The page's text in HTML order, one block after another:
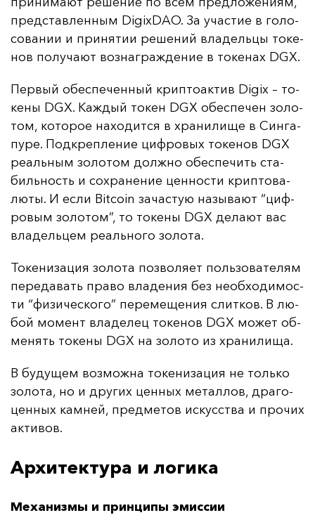
пред­став­лен­ным DigixDAO. За учас­тие в го­ло­
со­ва­нии и при­ня­тии ре­ше­ний вла­дель­цы то­ке­
нов по­лу­ча­ют воз­наг­раж­де­ние в то­ке­нах DGX.
Пер­вый обес­пе­чен­ный крип­то­ак­тив Digix – то­
ке­ны DGX. Каж­дый то­кен DGX обес­пе­чен зо­ло­
том, ко­то­рое на­хо­дит­ся в хра­ни­ли­ще в Син­га­
пу­ре. Под­креп­ле­ние циф­ро­вых то­ке­нов DGX
ре­аль­ным зо­ло­том дол­жно обес­пе­чить ста­
биль­ность и сох­ра­не­ние цен­нос­ти крип­то­ва­
лю­ты. И ес­ли Bitcoin за­час­тую на­зы­ва­ют “циф­
ро­вым зо­ло­том”, то то­ке­ны DGX де­ла­ют вас
вла­дель­цем ре­аль­но­го зо­ло­та.
То­ке­ни­за­ция зо­ло­та поз­во­ля­ет поль­зо­ва­те­лям
пе­ре­да­вать пра­во вла­де­ния без не­об­хо­ди­мос­
ти “фи­зи­чес­ко­го” пе­ре­ме­ще­ния слит­ков. В лю­
бой мо­мент вла­де­лец то­ке­нов DGX мо­жет об­
ме­нять то­ке­ны DGX на зо­ло­то из хра­ни­ли­ща.
В бу­ду­щем воз­мож­на то­ке­ни­за­ция не толь­ко
зо­ло­та, но и дру­гих цен­ных ме­тал­лов, дра­го­
цен­ных кам­ней, пред­ме­тов ис­кусс­тва и про­чих
ак­ти­вов.
Архитектура и логика
Механизмы и принципы эмиссии